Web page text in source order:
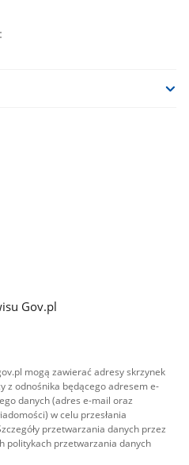
Gov.pl
mogą zawierać adresy skrzynek
z odnośnika będącego adresem e-
danych (adres e-mail oraz
w celu przesłania
przetwarzania danych przez
politykach przetwarzania danych